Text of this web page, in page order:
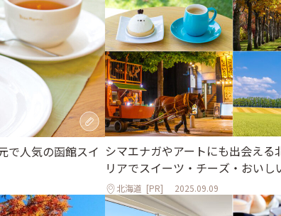
で人気の函館スイ シマエナガやアートにも出会える
リアでスイーツ・チーズ・おいし
北海道 [PR] 2025.09.09